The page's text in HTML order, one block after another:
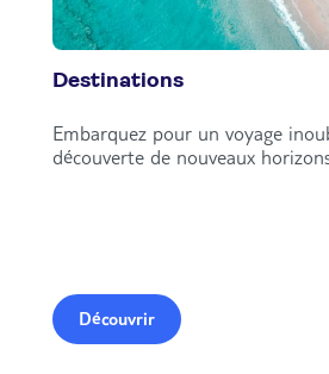
Destinations
Embarquez pour un voyage
découverte de nouveaux
Découvrir